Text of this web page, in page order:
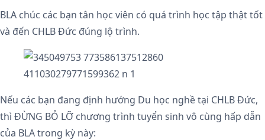
BLA chúc các bạn tân học viên có quá trình học tập thật tốt
và đến CHLB Đức đúng lộ trình.
Nếu các bạn đang định hướng Du học nghề tại CHLB Đức,
thì ĐỪNG BỎ LỠ chương trình tuyển sinh vô cùng hấp dẫn
của BLA trong kỳ này: